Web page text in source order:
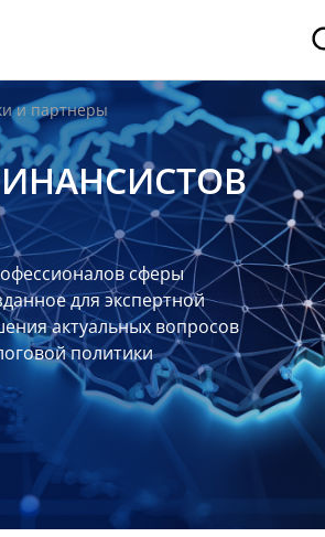
и партнеры
сферы
для экспертной
актуальных вопросов
политики